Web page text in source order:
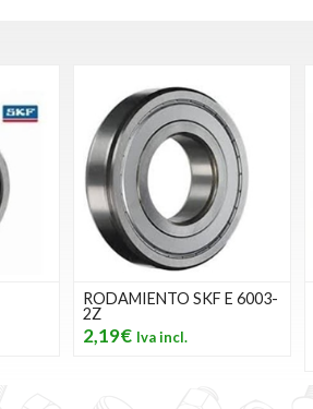
RODAMIENTO SKF E 6003-
2Z
2,19€